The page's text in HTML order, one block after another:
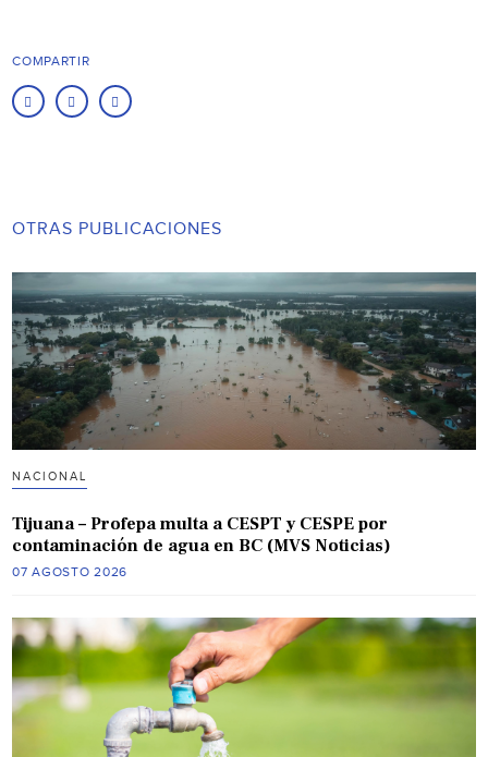
COMPARTIR
OTRAS PUBLICACIONES
NACIONAL
Tijuana – Profepa multa a CESPT y CESPE por
contaminación de agua en BC (MVS Noticias)
07 AGOSTO 2026